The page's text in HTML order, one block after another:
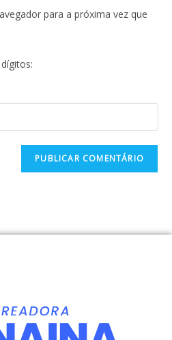
para a próxima vez que